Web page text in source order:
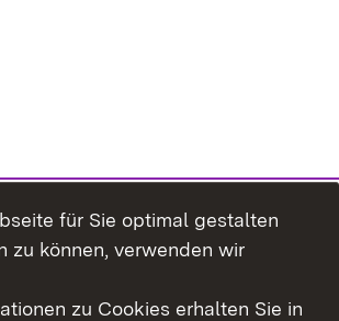
für Sie optimal gestalten
zu können, verwenden wir
zu Cookies erhalten Sie in